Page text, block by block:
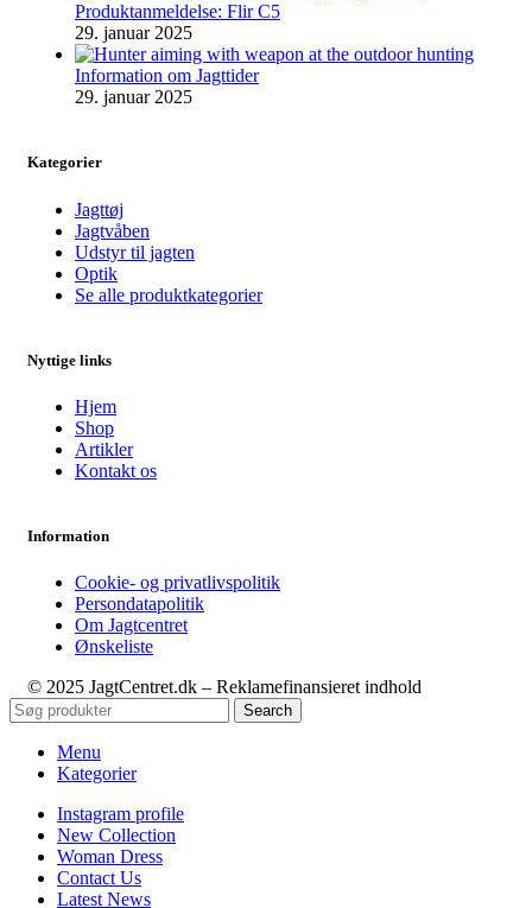
Produktanmeldelse: Flir C5
29. januar 2025
Information om Jagttider
29. januar 2025
Kategorier
Jagttøj
Jagtvåben
Udstyr til jagten
Optik
Se alle produktkategorier
Nyttige links
Hjem
Shop
Artikler
Kontakt os
Information
Cookie- og privatlivspolitik
Persondatapolitik
Om Jagtcentret
Ønskeliste
© 2025 JagtCentret.dk – Reklamefinansieret indhold
Search
Menu
Kategorier
Instagram profile
New Collection
Woman Dress
Contact Us
Latest News